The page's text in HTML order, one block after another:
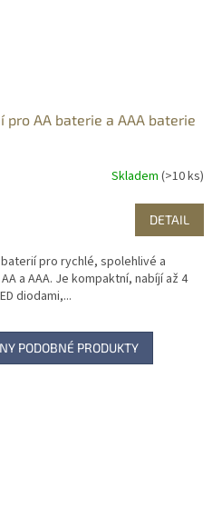
AA baterie a AAA baterie
Skladem (>10 ks)
DETAIL
pro rychlé, spolehlivé a
a AAA. Je kompaktní, nabíjí až 4
diodami,...
PODOBNÉ PRODUKTY